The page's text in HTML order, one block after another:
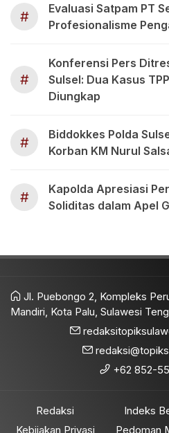
#
Evaluasi Satpam PT
Profesionalisme
#
Konferensi Pers
Sulsel: Dua Kasus
Diungkap
#
Biddokkes Polda
Korban KM Nurul
#
Kapolda Apresiasi
Soliditas dalam Apel
Jl. Puebongo 2, Kompleks
Mandiri, Kota Palu, Sulawesi
+62 852-
Redaksi
Kebijakan Privasi
Indeks
Pedoman